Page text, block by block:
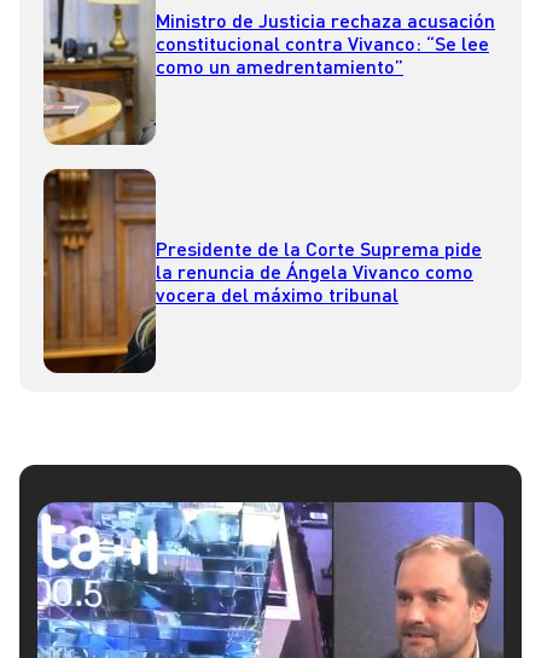
Ministro de Justicia rechaza acusación
constitucional contra Vivanco: “Se lee
como un amedrentamiento”
Presidente de la Corte Suprema pide
la renuncia de Ángela Vivanco como
vocera del máximo tribunal